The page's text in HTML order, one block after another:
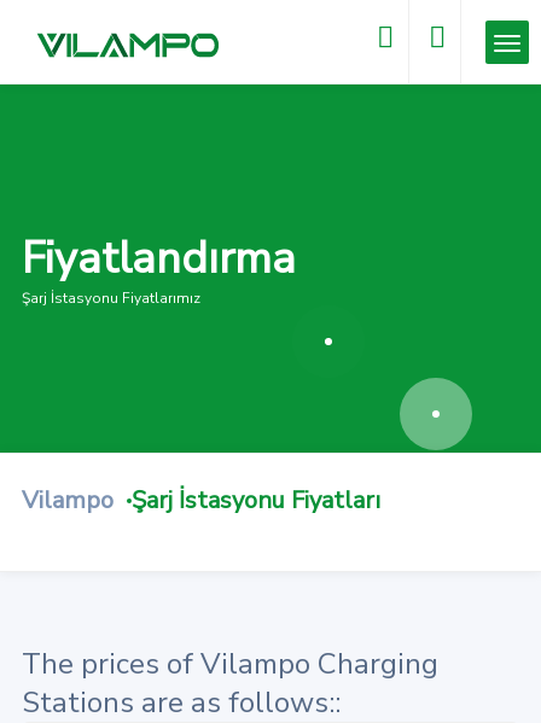
Fiyatlandırma
Şarj İstasyonu Fiyatlarımız
Vilampo Şarj İstasyonu Fiyatları
The prices of Vilampo Charging
Stations are as follows::